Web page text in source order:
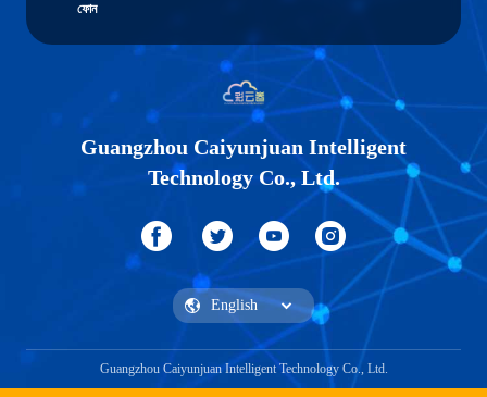
ফোন
Guangzhou Caiyunjuan Intelligent
Technology Co., Ltd.
Guangzhou Caiyunjuan Intelligent Technology Co., Ltd.